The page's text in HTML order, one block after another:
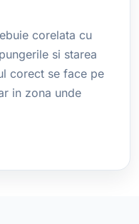
corelata cu
si starea
corect se face pe
in zona unde